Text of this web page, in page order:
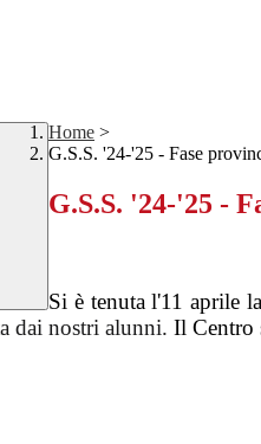
Home >
G.S.S. '24-'25 - Fase
G.S.S. '24-'25 -
Si è tenuta l'11 aprile
dai nostri alunni.Il Centro